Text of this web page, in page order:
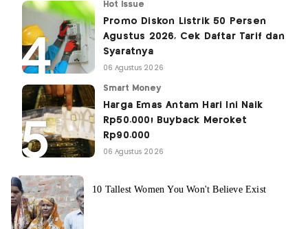
Hot Issue
Promo Diskon Listrik 50 Persen
Agustus 2026, Cek Daftar Tarif dan
Syaratnya
06 Agustus 2026
Smart Money
Harga Emas Antam Hari Ini Naik
Rp50.000! Buyback Meroket
Rp90.000
06 Agustus 2026